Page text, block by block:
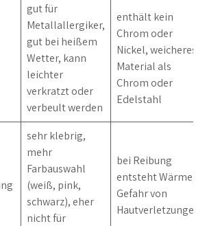
gut für
Metallallergiker,
gut bei heißem
Wetter, kann
leichter
verkratzt oder
verbeult werden
enthält kein
Chrom oder
Nickel, weicheres
Material als
Chrom oder
Edelstahl
sehr klebrig,
mehr
Farbauswahl
(weiß, pink,
schwarz), eher
nicht für
bei Reibung
entsteht Wärme,
Gefahr von
Hautverletzungen